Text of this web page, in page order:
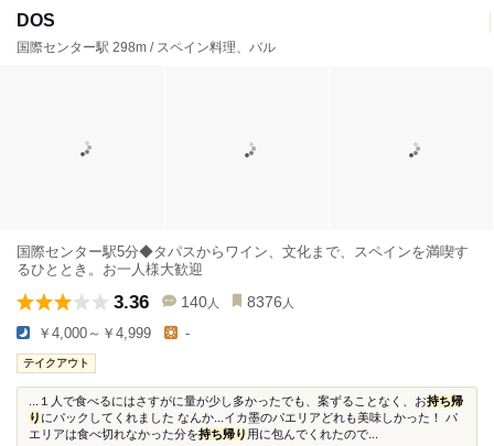
DOS
国際センター駅 298m / スペイン料理、バル
国際センター駅5分◆タパスからワイン、文化まで、スペインを満喫す
るひととき。お一人様大歓迎
3.36 140 人 8376 人
￥4,000～￥4,999 -
テイクアウト
...１人で食べるにはさすがに量が少し多かったでも、案ずることなく、お持ち帰
り にパックしてくれました なんか...イカ墨のパエリアどれも美味しかった！ パ
エリアは食べ切れなかった分を持ち帰り 用に包んでくれたので...